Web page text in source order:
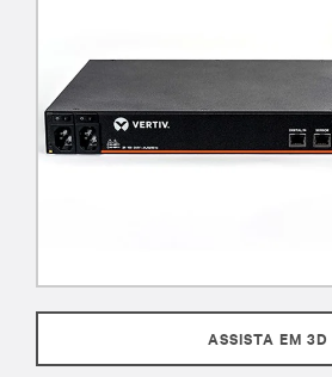
ASSISTA EM 3D